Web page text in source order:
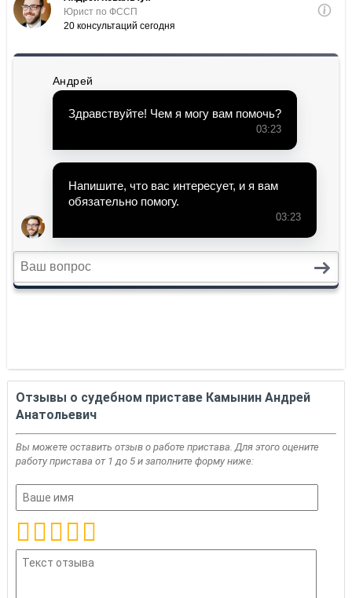
Отзывы о судебном приставе Камынин Андрей
Анатольевич
Вы можете оставить отзыв о работе пристава. Для этого оцените
работу пристава от 1 до 5 и заполните форму ниже: